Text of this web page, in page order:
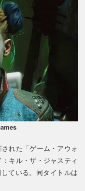
れた「ゲーム・アウォ
キル・ザ・ジャスティ
ている。同タイトルは